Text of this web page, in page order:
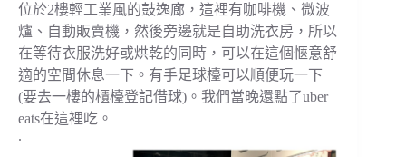
位於2樓輕工業風的鼓逸廊，這裡有咖啡機、微波
爐、自動販賣機，然後旁邊就是自助洗衣房，所以
在等待衣服洗好或烘乾的同時，可以在這個愜意舒
適的空間休息一下。有手足球檯可以順便玩一下
(要去一樓的櫃檯登記借球)。我們當晚還點了uber
eats在這裡吃。
.